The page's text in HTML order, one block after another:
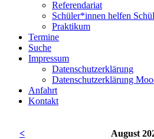
Referendariat
Schüler*innen helfen
Praktikum
Termine
Suche
Impressum
Datenschutzerklärung
Datenschutzerklärung
Anfahrt
Kontakt
< August